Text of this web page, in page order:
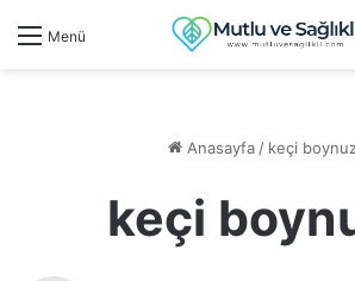
Menü
Anasayfa / keçi
keçi